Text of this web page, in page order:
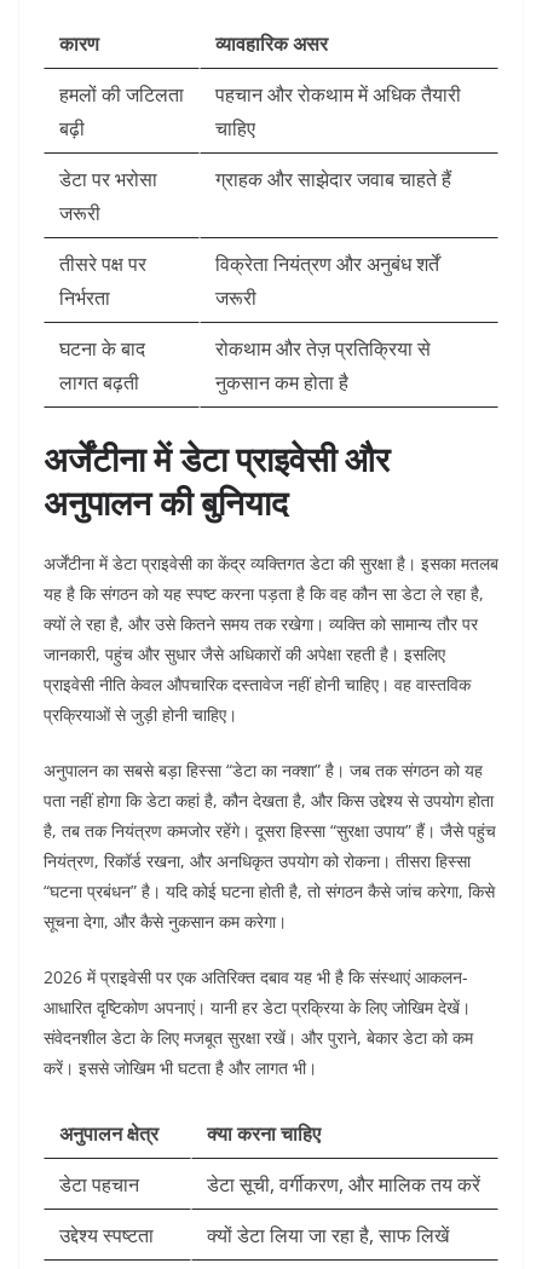
कारण
व्यावहारिक असर
हमलों की जटिलता
बढ़ी
पहचान और रोकथाम में अधिक तैयारी
चाहिए
डेटा पर भरोसा
जरूरी
ग्राहक और साझेदार जवाब चाहते हैं
तीसरे पक्ष पर
निर्भरता
विक्रेता नियंत्रण और अनुबंध शर्तें
जरूरी
घटना के बाद
लागत बढ़ती
रोकथाम और तेज़ प्रतिक्रिया से
नुकसान कम होता है
अर्जेंटीना में डेटा प्राइवेसी और
अनुपालन की बुनियाद
अर्जेंटीना में डेटा प्राइवेसी का केंद्र व्यक्तिगत डेटा की सुरक्षा है। इसका मतलब
यह है कि संगठन को यह स्पष्ट करना पड़ता है कि वह कौन सा डेटा ले रहा है,
क्यों ले रहा है, और उसे कितने समय तक रखेगा। व्यक्ति को सामान्य तौर पर
जानकारी, पहुंच और सुधार जैसे अधिकारों की अपेक्षा रहती है। इसलिए
प्राइवेसी नीति केवल औपचारिक दस्तावेज नहीं होनी चाहिए। वह वास्तविक
प्रक्रियाओं से जुड़ी होनी चाहिए।
अनुपालन का सबसे बड़ा हिस्सा “डेटा का नक्शा” है। जब तक संगठन को यह
पता नहीं होगा कि डेटा कहां है, कौन देखता है, और किस उद्देश्य से उपयोग होता
है, तब तक नियंत्रण कमजोर रहेंगे। दूसरा हिस्सा “सुरक्षा उपाय” हैं। जैसे पहुंच
नियंत्रण, रिकॉर्ड रखना, और अनधिकृत उपयोग को रोकना। तीसरा हिस्सा
“घटना प्रबंधन” है। यदि कोई घटना होती है, तो संगठन कैसे जांच करेगा, किसे
सूचना देगा, और कैसे नुकसान कम करेगा।
2026 में प्राइवेसी पर एक अतिरिक्त दबाव यह भी है कि संस्थाएं आकलन-
आधारित दृष्टिकोण अपनाएं। यानी हर डेटा प्रक्रिया के लिए जोखिम देखें।
संवेदनशील डेटा के लिए मजबूत सुरक्षा रखें। और पुराने, बेकार डेटा को कम
करें। इससे जोखिम भी घटता है और लागत भी।
अनुपालन क्षेत्र
क्या करना चाहिए
डेटा पहचान
डेटा सूची, वर्गीकरण, और मालिक तय करें
उद्देश्य स्पष्टता
क्यों डेटा लिया जा रहा है, साफ लिखें